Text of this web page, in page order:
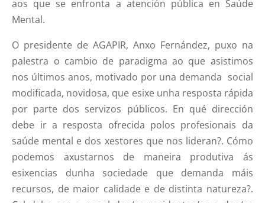
aos que se enfronta a atención pública en Saúde
Mental.
O presidente de AGAPIR, Anxo Fernández, puxo na
palestra o cambio de paradigma ao que asistimos
nos últimos anos, motivado por una demanda social
modificada, novidosa, que esixe unha resposta rápida
por parte dos servizos públicos. En qué dirección
debe ir a resposta ofrecida polos profesionais da
saúde mental e dos xestores que nos lideran?. Cómo
podemos axustarnos de maneira produtiva ás
esixencias dunha sociedade que demanda máis
recursos, de maior calidade e de distinta natureza?.